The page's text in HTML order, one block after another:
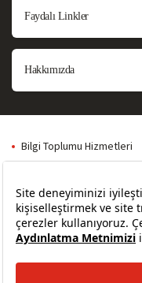
Faydalı Linkler
Hakkımızda
Bilgi Toplumu Hizmetleri
Güvenlik